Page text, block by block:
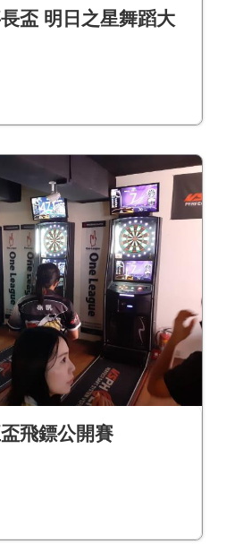
盃 明日之星舞蹈大
飛鏢公開賽